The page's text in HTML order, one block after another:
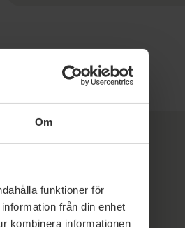
Om
funktioner för
från din enhet
kombinera informationen